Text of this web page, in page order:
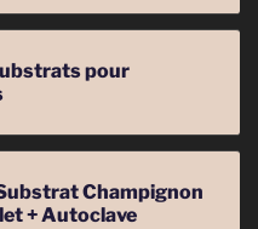
pour
Champignon
+ Autoclave